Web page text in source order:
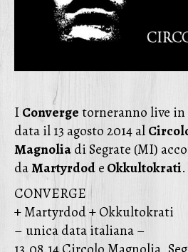
IConverge torneranno live in
data il 13 agosto 2014 al
Magnoliadi Segrate (MI)
daMartyrdodeOkkultokrati.
CONVERGE
+ Martyrdod + Okkultokrati
– unica data italiana –